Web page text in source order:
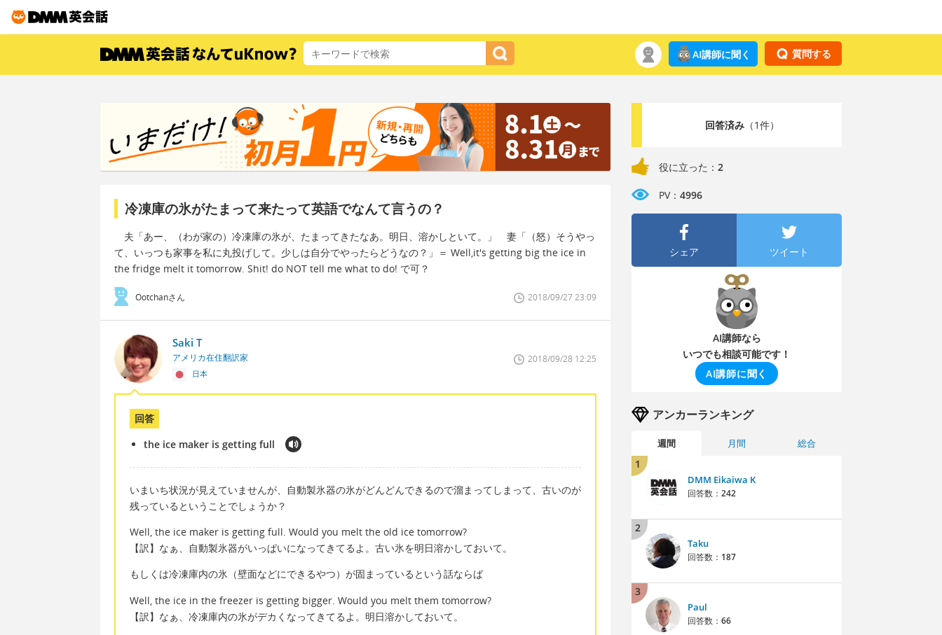
質問する
AI講師に聞く
冷凍庫の氷がたまって来たって英語でなんて言うの？
夫「あー、（わが家の）冷凍庫の氷が、たまってきたなあ。明日、溶かしといて。」 妻「（怒）そうやっ
て、いっつも家事を私に丸投げして。少しは自分でやったらどうなの？」＝ Well,it's getting big the ice in
the fridge melt it tomorrow. Shit! do NOT tell me what to do! で可？
Ootchanさん 2018/09/27 23:09
Saki T
アメリカ在住翻訳家
日本
2018/09/28 12:25
回答
the ice maker is getting full
いまいち状況が見えていませんが、自動製氷器の氷がどんどんできるので溜まってしまって、古いのが
残っているということでしょうか？
Well, the ice maker is getting full. Would you melt the old ice tomorrow?
【訳】なぁ、自動製氷器がいっぱいになってきてるよ。古い氷を明日溶かしておいて。
もしくは冷凍庫内の氷（壁面などにできるやつ）が固まっているという話ならば
Well, the ice in the freezer is getting bigger. Would you melt them tomorrow?
【訳】なぁ、冷凍庫内の氷がデカくなってきてるよ。明日溶かしておいて。
回答済み（1件）
役に立った： 2
PV： 4996
シェア ツイート
AI講師なら
いつでも相談可能です！
AI講師に聞く
アンカーランキング
週間 月間 総合
1
DMM Eikaiwa K
回答数： 242
2
Taku
回答数： 187
3
Paul
回答数： 66